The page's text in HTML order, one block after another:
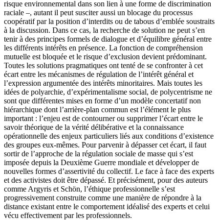
risque environnemental dans son lien à une forme de discrimination
raciale –, autant il peut susciter aussi un blocage du processus
coopératif par la position d’interdits ou de tabous d’emblée soustraits
à la discussion. Dans ce cas, la recherche de solution ne peut s’en
tenir à des principes formels de dialogue et d’équilibre général entre
les différents intérêts en présence. La fonction de compréhension
mutuelle est bloquée et le risque d’exclusion devient prédominant.
Toutes les solutions pragmatiques ont tenté de se confronter à cet
écart entre les mécanismes de régulation de l’intérêt général et
l’expression argumentée des intérêts minoritaires. Mais toutes les
idées de polyarchie, d’expérimentalisme social, de polycentrisme ne
sont que différentes mises en forme d’un modèle concertatif non
hiérarchique dont l’arrière-plan commun est l’élément le plus
important : l’enjeu est de contourner ou supprimer l’écart entre le
savoir théorique de la vérité délibérative et la connaissance
opérationnelle des enjeux particuliers liés aux conditions d’existence
des groupes eux-mêmes. Pour parvenir à dépasser cet écart, il faut
sortir de l’approche de la régulation sociale de masse qui s’est
imposée depuis la Deuxième Guerre mondiale et développer de
nouvelles formes d’assertivité du collectif. Le face à face des experts
et des activistes doit être dépassé. Et précisément, pour des auteurs
comme Argyris et Schön, l’éthique professionnelle s’est
progressivement construite comme une manière de répondre à la
distance existant entre le comportement idéalisé des experts et celui
vécu effectivement par les professionnels.